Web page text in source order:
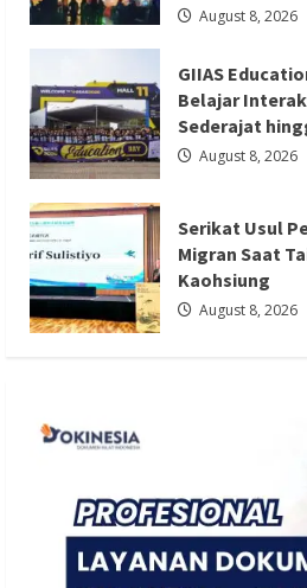
Berita Ekonomi dan Bisnis
Berita Terbaru
Serikat Usul
Migran Saat Taifun
Kaohsiung
Redaksi 01 August 8, 2026
August 8, 2026
GIIAS
Belajar
Sederajat
August 8, 2026
Serikat Usul
Migran Saat
Kaohsiung
August 8, 2026